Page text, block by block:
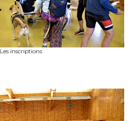
Les inscriptions